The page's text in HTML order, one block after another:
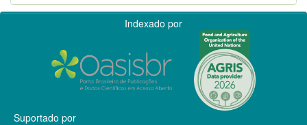
Indexado por
Suportado por